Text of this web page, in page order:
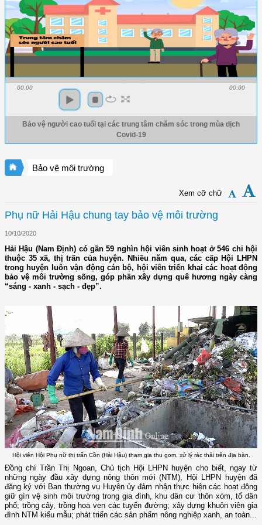
00:00 00:00
Bảo vệ người cao tuổi tại các trung tâm chăm sóc trong mùa dịch
Covid-19
Bảo vệ môi trường
Xem cỡ chữ
Phụ nữ Hải Hậu chung tay bảo vệ môi trường
10/10/2020
Hải Hậu (Nam Định) có gần 59 nghìn hội viên sinh hoạt ở 546 chi hội
thuộc 35 xã, thị trấn của huyện. Nhiều năm qua, các cấp Hội LHPN
trong huyện luôn vận động cán bộ, hội viên triển khai các hoạt động
bảo vệ môi trường sống, góp phần xây dựng quê hương ngày càng
“sáng - xanh - sạch - đẹp”.
Hội viên Hội Phụ nữ thị trấn Cồn (Hải Hậu) tham gia thu gom, xử lý rác thải trên địa bàn.
Đồng chí Trần Thị Ngoan, Chủ tịch Hội LHPN huyện cho biết, ngay từ
những ngày đầu xây dựng nông thôn mới (NTM), Hội LHPN huyện đã
đăng ký với Ban thường vụ Huyện ủy đảm nhận thực hiện các hoạt động
giữ gìn vệ sinh môi trường trong gia đình, khu dân cư thôn xóm, tổ dân
phố; trồng cây, trồng hoa ven các tuyến đường; xây dựng khuôn viên gia
đình NTM kiểu mẫu; phát triển các sản phẩm nông nghiệp xanh, an toàn...